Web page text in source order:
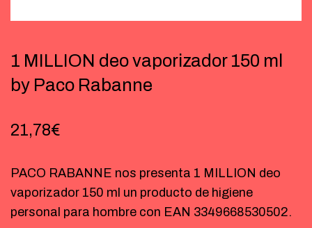
1 MILLION deo vaporizador 150 ml
by Paco Rabanne
21,78€
PACO RABANNE nos presenta 1 MILLION deo
vaporizador 150 ml un producto de higiene
personal para hombre con EAN 3349668530502.